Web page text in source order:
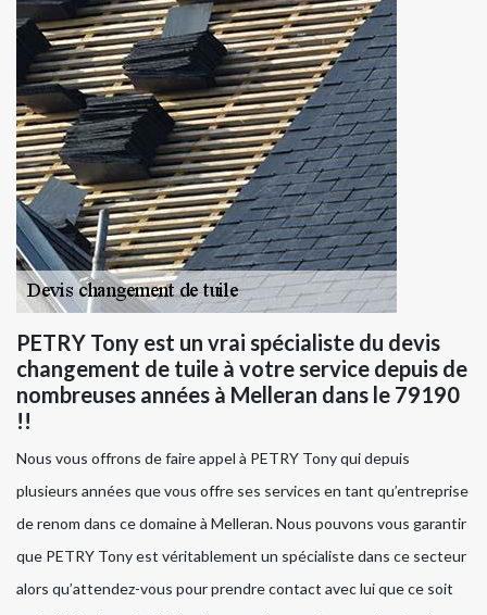
PETRY Tony est un vrai spécialiste du devis
changement de tuile à votre service depuis de
nombreuses années à Melleran dans le 79190
!!
Nous vous offrons de faire appel à PETRY Tony qui depuis
plusieurs années que vous offre ses services en tant qu’entreprise
de renom dans ce domaine à Melleran. Nous pouvons vous garantir
que PETRY Tony est véritablement un spécialiste dans ce secteur
alors qu’attendez-vous pour prendre contact avec lui que ce soit